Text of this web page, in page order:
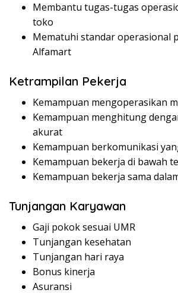
Membantu tugas-tugas
toko
Mematuhi standar operasional
Alfamart
Ketrampilan Pekerja
Kemampuan mengoperasikan
Kemampuan menghitung
akurat
Kemampuan berkomunikasi
Kemampuan bekerja di bawah
Kemampuan bekerja sama
Tunjangan Karyawan
Gaji pokok sesuai UMR
Tunjangan kesehatan
Tunjangan hari raya
Bonus kinerja
Asuransi